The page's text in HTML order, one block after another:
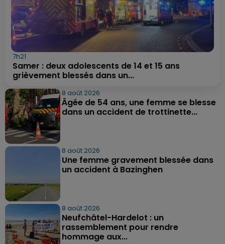
7h21
Samer : deux adolescents de 14 et 15 ans
grièvement blessés dans un...
8 août 2026
Âgée de 54 ans, une femme se blesse
dans un accident de trottinette...
8 août 2026
Une femme gravement blessée dans
un accident à Bazinghen
8 août 2026
Neufchâtel-Hardelot : un
rassemblement pour rendre
hommage aux...